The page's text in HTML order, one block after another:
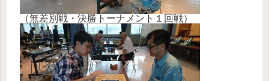
（無差別戦・決勝トーナメント１回戦）